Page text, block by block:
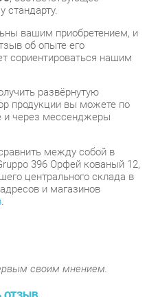
развёрнутую
продукции вы можете по
через мессенджеры
396 Орфей кованый 12,
центрального склада в
и магазинов
своим мнением.